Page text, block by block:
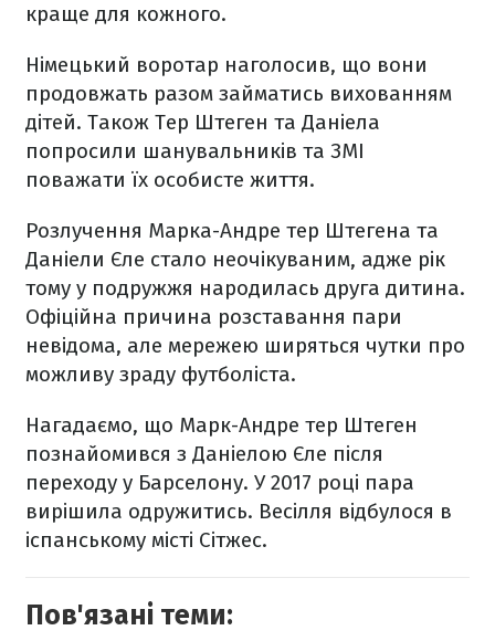
краще для кожного.
Німецький воротар наголосив, що вони
продовжать разом займатись вихованням
дітей. Також Тер Штеген та Даніела
попросили шанувальників та ЗМІ
поважати їх особисте життя.
Розлучення Марка-Андре тер Штегена та
Даніели Єле стало неочікуваним, адже рік
тому у подружжя народилась друга дитина.
Офіційна причина розставання пари
невідома, але мережею ширяться чутки про
можливу зраду футболіста.
Нагадаємо, що Марк-Андре тер Штеген
познайомився з Даніелою Єле після
переходу у Барселону. У 2017 році пара
вирішила одружитись. Весілля відбулося в
іспанському місті Сітжес.
Пов'язані теми: